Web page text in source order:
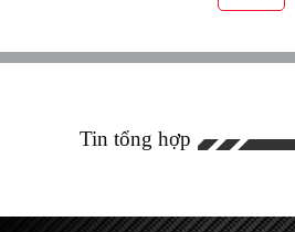
Tin tổng hợp